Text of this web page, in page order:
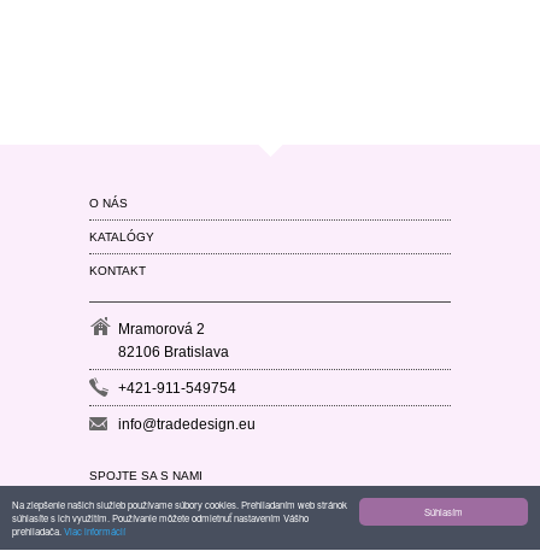
Súhlasím
Na zlepšenie našich služieb používame súbory cookies. Prehliadaním web stránok
súhlasíte s ich využitím. Používanie môžete odmietnuť nastavením Vášho
prehliadača. Viac informácií
O NÁS
KATALÓGY
KONTAKT
Mramorová 2
82106 Bratislava
+421-911-549754
info@tradedesign.eu
SPOJTE SA S NAMI